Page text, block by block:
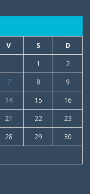
V S
D
1
2
7 8
9
14 15
16
21 22
23
28 29
30